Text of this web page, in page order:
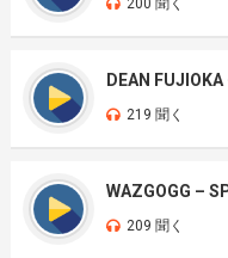
200 聞く
DEAN
219 聞く
WAZGOGG –
209 聞く